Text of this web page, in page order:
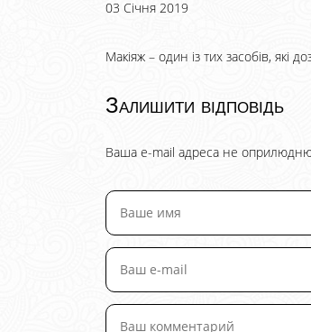
03 Січня 2019
Макіяж – один із тих засобів, які
Залишити відповідь
Ваша e-mail адреса не